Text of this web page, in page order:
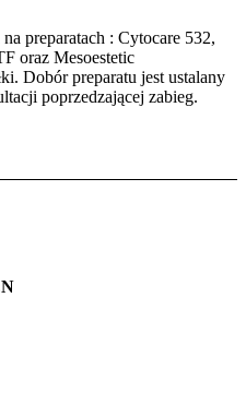
preparatach : Cytocare 532,
oraz Mesoestetic
Dobór preparatu jest ustalany
poprzedzającej zabieg.